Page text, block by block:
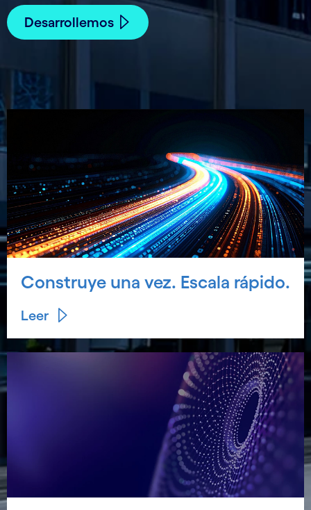
Desarrollemos
Construye una vez. Escala rápido.
Leer